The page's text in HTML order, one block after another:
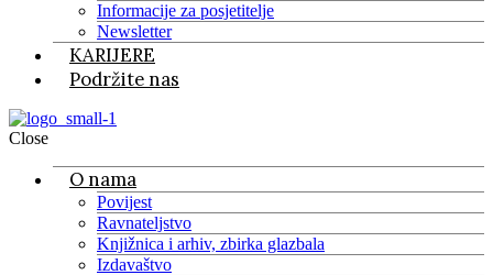
Informacije za posjetitelje
Newsletter
KARIJERE
Podržite nas
Close
O nama
Povijest
Ravnateljstvo
Knjižnica i arhiv, zbirka glazbala
Izdavaštvo